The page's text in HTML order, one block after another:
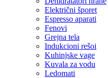
Električni šporet
Espresso aparati
Fenovi
Grejna tela
Indukcioni rešoi
Kuhinjske vage
Kuvala za vodu
Ledomati